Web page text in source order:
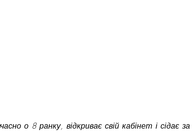
о 8 ранку, відкриває свій кабінет і сідає